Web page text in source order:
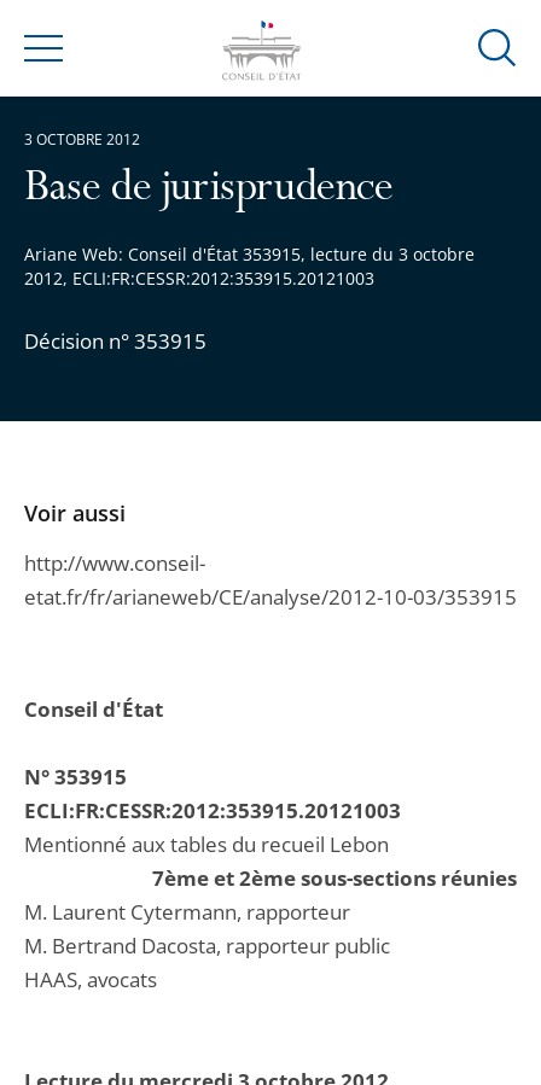
Menu
Ouvrir
Base de jurisprudence
Ariane Web: Conseil d'État 353915, lecture du 3 octobre
2012, ECLI:FR:CESSR:2012:353915.20121003
Décision n° 353915
3 OCTOBRE 2012
Conseil d'État
N° 353915
ECLI:FR:CESSR:2012:353915.20121003
Mentionné aux tables du recueil Lebon
7ème et 2ème sous-sections réunies
M. Laurent Cytermann, rapporteur
M. Bertrand Dacosta, rapporteur public
HAAS, avocats
Voir aussi
http://www.conseil-
etat.fr/fr/arianeweb/CE/analyse/2012-10-03/353915